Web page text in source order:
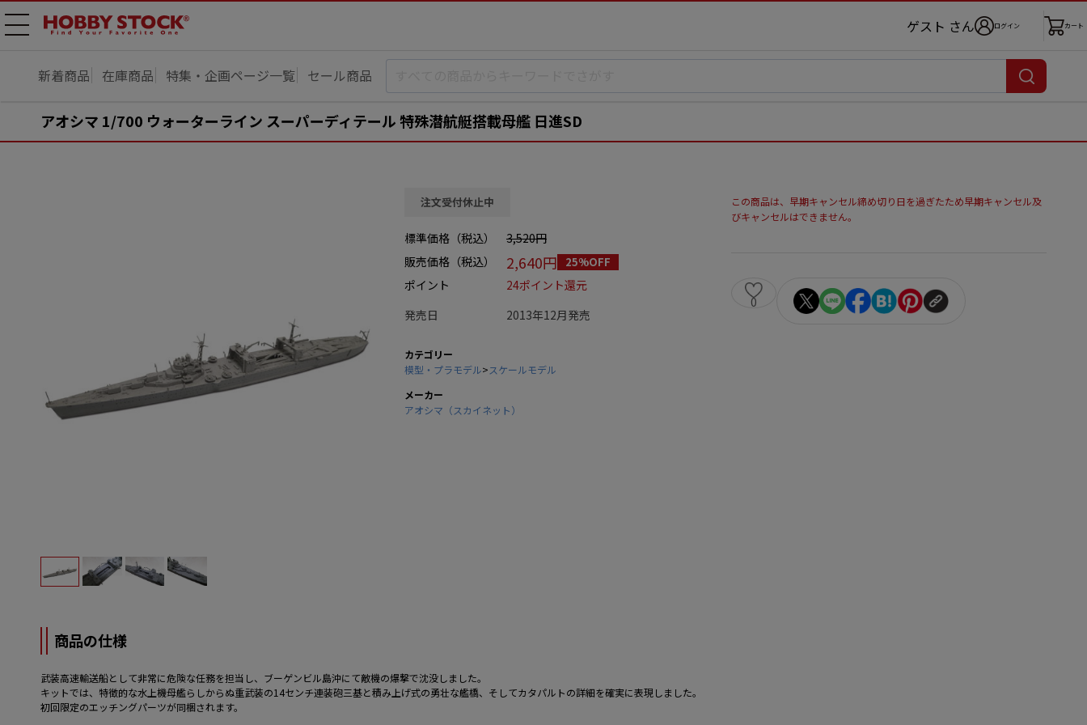
メニ
ゲスト さん ログイン カート
新着商品 在庫商品 特集・企画ページ一覧 セール商品
アオシマ 1/700 ウォーターライン スーパーディテール 特殊潜航艇搭載母艦 日進SD
注文受付休止中
標準価格（税込）
3,520円
販売価格（税込）
2,640円 25%OFF
ポイント
24ポイント還元
発売日
2013年12月発売
カテゴリー
模型・プラモデル>スケールモデル
メーカー
アオシマ（スカイネット）
この商品は、早期キャンセル締め切り日を過ぎたため早期キャンセル及
びキャンセルはできません。
0
商品の仕様
武装高速輸送船として非常に危険な任務を担当し、ブーゲンビル島沖にて敵機の爆撃で沈没しました。
キットでは、特徴的な水上機母艦らしからぬ重武装の14センチ連装砲三基と積み上げ式の勇壮な艦橋、そしてカタパルトの詳細を確実に表現しました。
初回限定のエッチングパーツが同梱されます。